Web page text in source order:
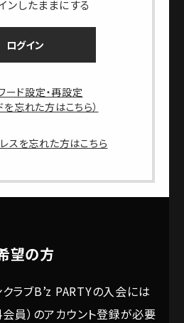
ンしたままにする
ログイン
ード設定・再設定
を忘れた方はこちら）
スを忘れた方はこちら
望の方
クラブB’z PARTYの入会には
員）のアカウント登録が必要